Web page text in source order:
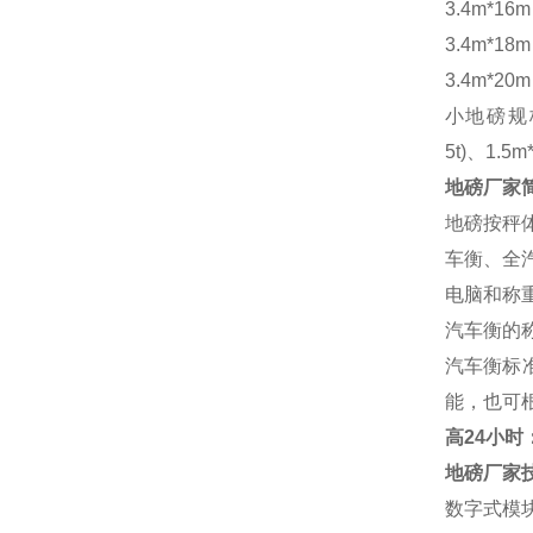
小地磅规
5t)、
地磅厂家
地磅按秤
车衡、全
电脑和称
汽车衡的
汽车衡标
能，也可
高24小时
地磅厂家
数字式模